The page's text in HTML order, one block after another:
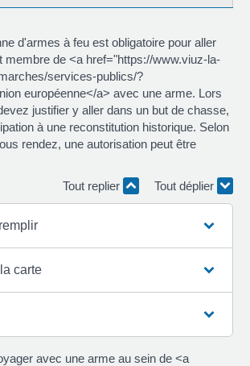
d'armes à feu est obligatoire pour aller
membre de <a href="https://www.viuz-la-
services-publics/?
européenne</a> avec une arme. Lors
justifier y aller dans un but de chasse,
à une reconstitution historique. Selon
rendez, une autorisation peut être
Tout replier
Tout déplier
carte
avec une arme au sein de <a